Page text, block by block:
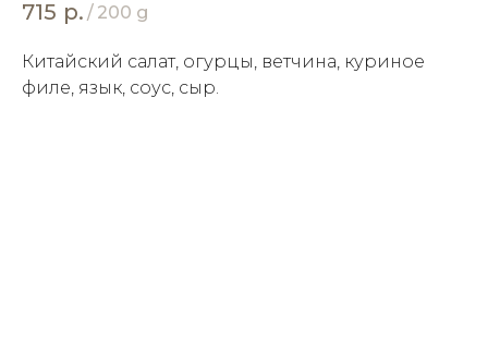
715 р. / 200 g
Китайский салат, огурцы, ветчина, куриное
филе, язык, соус, сыр.